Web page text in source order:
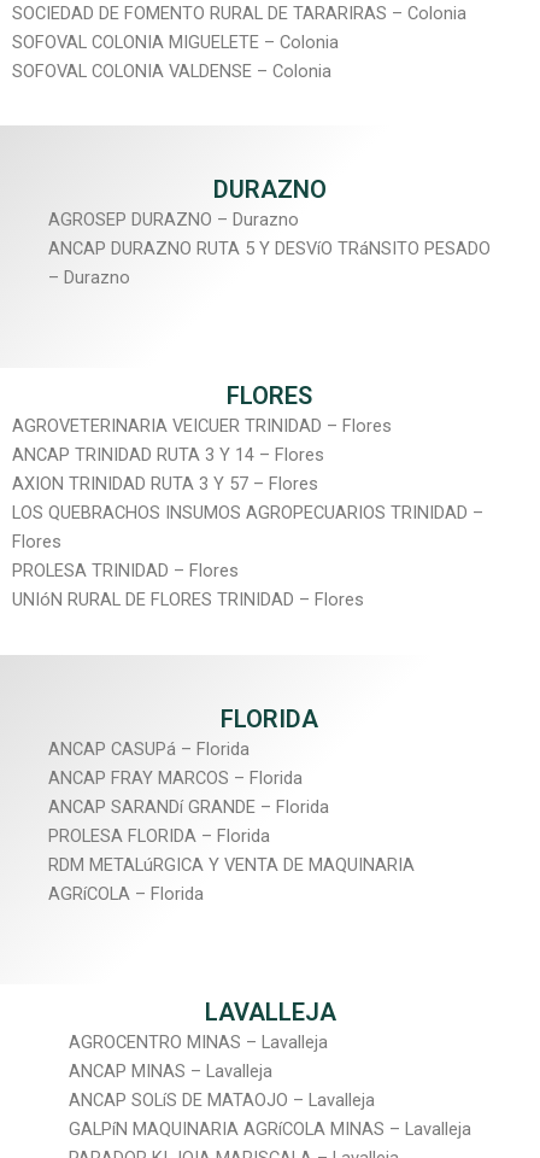
SOCIEDAD DE FOMENTO RURAL DE TARARIRAS – Colonia
SOFOVAL COLONIA MIGUELETE – Colonia
SOFOVAL COLONIA VALDENSE – Colonia
DURAZNO
AGROSEP DURAZNO – Durazno
ANCAP DURAZNO RUTA 5 Y DESVíO TRáNSITO PESADO
– Durazno
FLORES
AGROVETERINARIA VEICUER TRINIDAD – Flores
ANCAP TRINIDAD RUTA 3 Y 14 – Flores
AXION TRINIDAD RUTA 3 Y 57 – Flores
LOS QUEBRACHOS INSUMOS AGROPECUARIOS TRINIDAD –
Flores
PROLESA TRINIDAD – Flores
UNIóN RURAL DE FLORES TRINIDAD – Flores
FLORIDA
ANCAP CASUPá – Florida
ANCAP FRAY MARCOS – Florida
ANCAP SARANDí GRANDE – Florida
PROLESA FLORIDA – Florida
RDM METALúRGICA Y VENTA DE MAQUINARIA
AGRíCOLA – Florida
LAVALLEJA
AGROCENTRO MINAS – Lavalleja
ANCAP MINAS – Lavalleja
ANCAP SOLíS DE MATAOJO – Lavalleja
GALPíN MAQUINARIA AGRíCOLA MINAS – Lavalleja